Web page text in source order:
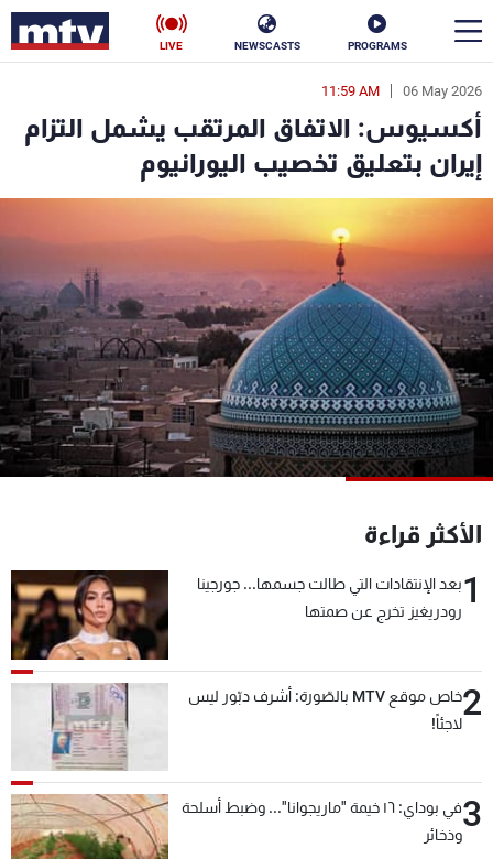
PROGRAMS
NEWSCASTS
LIVE
06 May 2026
11:59 AM
أكسيوس: الاتفاق المرتقب يشمل التزام
إيران بتعليق تخصيب اليورانيوم
الأكثر قراءة
1بعد الإنتقادات التي طالت جسمها... جورجينا
رودريغيز تخرج عن صمتها
2
خاص موقع MTV بالصّورة: أشرف دبّور ليس
لاجئاً!
3
في بوداي: ١٦ خيمة "ماريجوانا"... وضبط أسلحة
وذخائر
en
الأخبار
سياسة ناس
إقتصاد
منوعات رياضة
كأس العالم
البرامج
جدول البرامج
شاهد البرامج
الترددات
عن MTV
شروط الإسـتخدام
سياسة الخصوصية